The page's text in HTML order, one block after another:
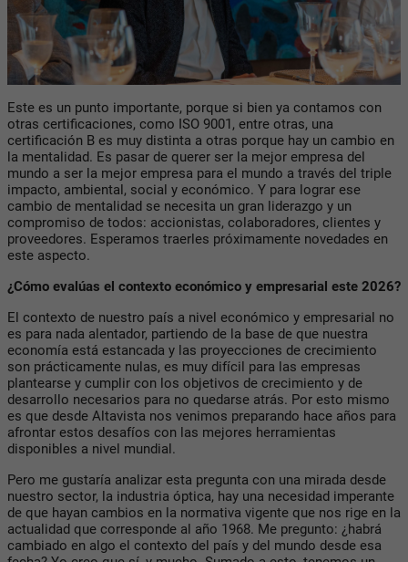
Este es un punto importante, porque si bien ya contamos con
otras certificaciones, como ISO 9001, entre otras, una
certificación B es muy distinta a otras porque hay un cambio en
la mentalidad. Es pasar de querer ser la mejor empresa del
mundo a ser la mejor empresa para el mundo a través del triple
impacto, ambiental, social y económico. Y para lograr ese
cambio de mentalidad se necesita un gran liderazgo y un
compromiso de todos: accionistas, colaboradores, clientes y
proveedores. Esperamos traerles próximamente novedades en
este aspecto.
¿Cómo evalúas el contexto económico y empresarial este 2026?
El contexto de nuestro país a nivel económico y empresarial no
es para nada alentador, partiendo de la base de que nuestra
economía está estancada y las proyecciones de crecimiento
son prácticamente nulas, es muy difícil para las empresas
plantearse y cumplir con los objetivos de crecimiento y de
desarrollo necesarios para no quedarse atrás. Por esto mismo
es que desde Altavista nos venimos preparando hace años para
afrontar estos desafíos con las mejores herramientas
disponibles a nivel mundial.
Pero me gustaría analizar esta pregunta con una mirada desde
nuestro sector, la industria óptica, hay una necesidad imperante
de que hayan cambios en la normativa vigente que nos rige en la
actualidad que corresponde al año 1968. Me pregunto: ¿habrá
cambiado en algo el contexto del país y del mundo desde esa